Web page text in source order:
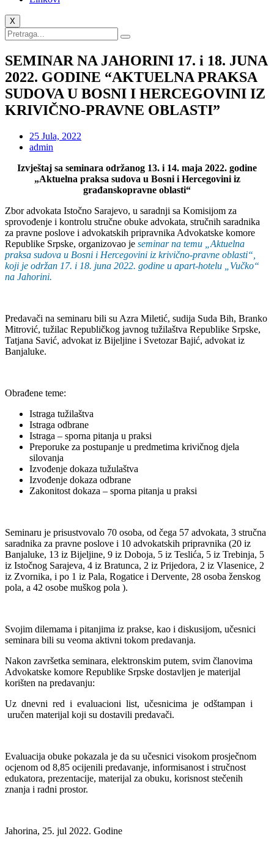
X
SEMINAR NA JAHORINI 17. i 18. JUNA
2022. GODINE “AKTUELNA PRAKSA
SUDOVA U BOSNI I HERCEGOVINI IZ
KRIVIČNO-PRAVNE OBLASTI”
25 Jula, 2022
admin
Izvještaj sa seminara održanog 13. i 14. maja 2022. godine
„Aktuelna praksa sudova u Bosni i Hercegovini iz
građanskopravne oblasti“
Zbor advokata Istočno Sarajevo, u saradnji sa Komisijom za
sprovođenje i kontrolu stručne obuke advokata, stručnih saradnika
za pravne poslove i advokatskih pripravnika Advokatske komore
Republike Srpske, organizovao je seminar na temu „Aktuelna
praksa sudova u Bosni i Hercegovini iz krivično-pravne oblasti“,
koji je održan 17. i 18. juna 2022. godine u apart-hotelu „Vučko“
na Jahorini.
Predavači na seminaru bili su Azra Miletić, sudija Suda Bih, Branko
Mitrović, tužilac Republičkog javnog tužilaštva Republike Srpske,
Tatjana Savić, advokat iz Bijeljine i Svetozar Bajić, advokat iz
Banjaluke.
Obrađene teme:
Istraga tužilaštva
Istraga odbrane
Istraga – sporna pitanja u praksi
Preporuke za postupanje u predmetima krivičnog djela
silovanja
Izvođenje dokaza tužulaštva
Izvođenje dokaza odbrane
Zakonitost dokaza – sporna pitanja u praksi
Seminaru je prisustvovalo 70 osoba, od čega 57 advokata, 3 stručna
saradnika za pravne poslove i 10 advokatskih pripravnika (20 iz
Banjaluke, 13 iz Bijeljine, 9 iz Doboja, 5 iz Teslića, 5 iz Trebinja, 5
iz Istočnog Sarajeva, 4 iz Bratunca, 2 iz Prijedora, 2 iz Vlasenice, 2
iz Zvornika, i po 1 iz Pala, Rogatice i Dervente, 28 osoba ženskog
pola, a 42 osobe muškog pola ).
Svojim dilemama i pitanjima iz prakse, kao i diskusijom, učesnici
seminara bili su veoma aktivni tokom predavanja.
Nakon završetka seminara, elektronskim putem, svim članovima
Advokatske komore Republike Srpske dostavljen je materijal
korišten na predavanju:
Uz dnevni red i evaluacioni list, učesnicima je odštampan i
uručen materijal koji su dostavili predavači.
Evaluacija obuke pokazala je da su učesnici visokom prosječnom
ocjenom od 8,85 ocijenili predavanje, informisanost i stručnost
edukatora, prezentacije, materijal za obuku, korisnost stečenih
znanja i radni prostor.
Jahorina, 25. jul 2022. Godine